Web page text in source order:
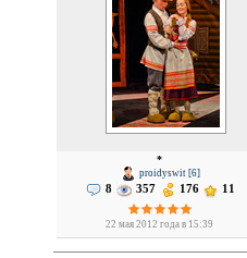
*
proidyswit [6]
8 357 176 11
22 мая 2012 года в 15:39